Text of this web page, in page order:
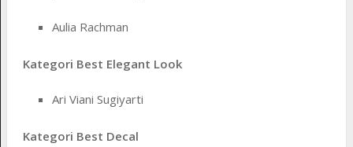
Aulia Rachman
Kategori Best Elegant Look
Ari Viani Sugiyarti
Kategori Best Decal